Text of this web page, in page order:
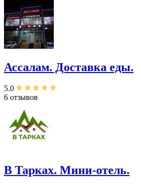
Ассалам. Доставка еды.
5.0
6 отзывов
В Тарках. Мини-отель.